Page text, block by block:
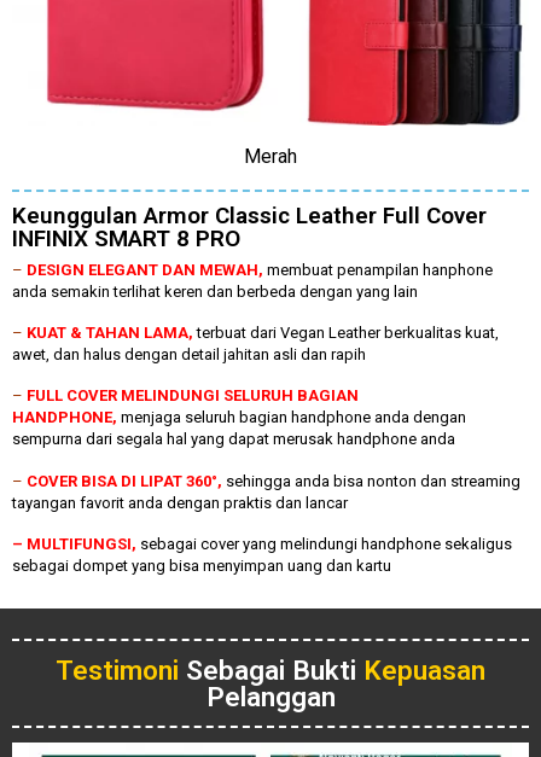
Merah
Keunggulan Armor Classic Leather Full Cover
INFINIX SMART 8 PRO
– DESIGN ELEGANT DAN MEWAH, membuat penampilan hanphone
anda semakin terlihat keren dan berbeda dengan yang lain
– KUAT & TAHAN LAMA,terbuat dari Vegan Leather berkualitas kuat,
awet, dan halus dengan detail jahitan asli dan rapih
– FULL COVER MELINDUNGI SELURUH BAGIAN
HANDPHONE, menjaga seluruh bagian handphone anda dengan
sempurna dari segala hal yang dapat merusak handphone anda
– COVER BISA DI LIPAT 360°, sehingga anda bisa nonton dan streaming
tayangan favorit anda dengan praktis dan lancar
– MULTIFUNGSI, sebagai cover yang melindungi handphone sekaligus
sebagai dompet yang bisa menyimpan uang dan kartu
Testimoni Sebagai Bukti Kepuasan
Pelanggan